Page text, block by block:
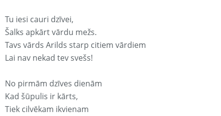
Tu iesi cauri dzīvei,
Šalks apkārt vārdu mežs.
Tavs vārds Arilds starp citiem vārdiem
Lai nav nekad tev svešs!
No pirmām dzīves dienām
Kad šūpulis ir kārts,
Tiek cilvēkam ikvienam